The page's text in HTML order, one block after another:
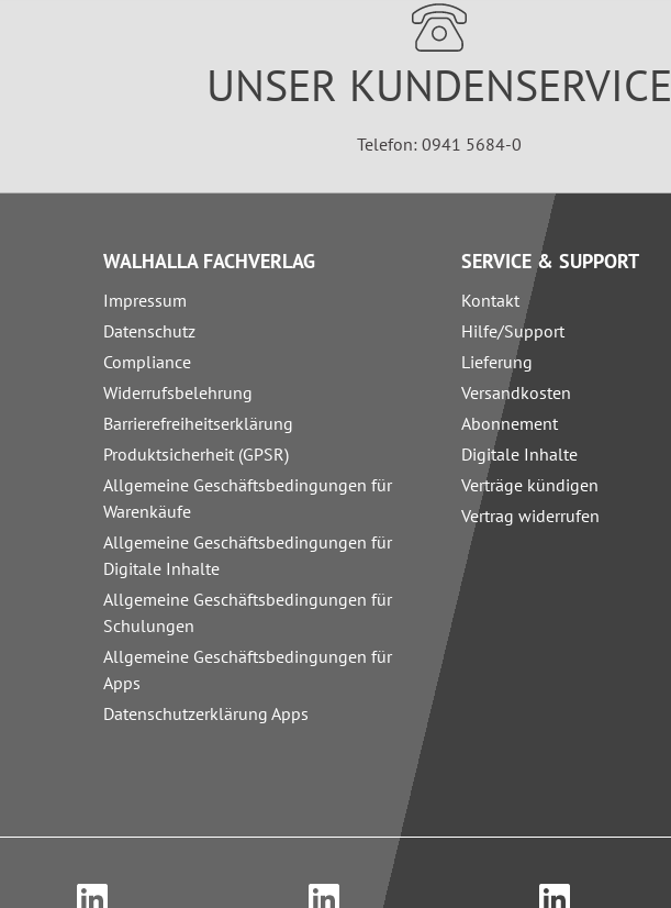
UNSER KUNDENSERVICE
Telefon: 0941 5684-0
WALHALLA FACHVERLAG
Impressum
Datenschutz
Compliance
Widerrufsbelehrung
Barrierefreiheitserklärung
Produktsicherheit (GPSR)
Allgemeine Geschäftsbedingungen für
Warenkäufe
Allgemeine Geschäftsbedingungen für
Digitale Inhalte
Allgemeine Geschäftsbedingungen für
Schulungen
Allgemeine Geschäftsbedingungen für
Apps
Datenschutzerklärung Apps
SERVICE & SUPPORT
Kontakt
Hilfe/Support
Lieferung
Versandkosten
Abonnement
Digitale Inhalte
Verträge kündigen
Vertrag widerrufen